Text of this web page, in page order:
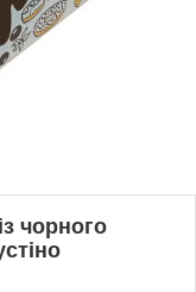
чорного